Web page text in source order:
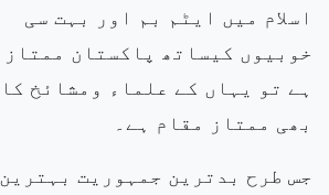
اسلام میں ایٹم بم اور بہت سی
خوبیوں کیساتھ پاکستان ممتاز
ہے تو یہاں کے علماء ومشائخ کا
بھی ممتاز مقام ہے۔
جس طرح بدترین جمہوریت بہترین